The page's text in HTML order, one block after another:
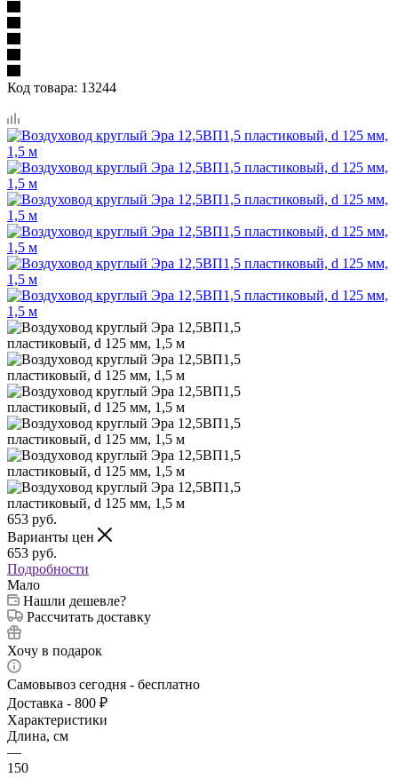
Код товара: 13244
653 руб.
Варианты цен
653 руб.
Подробности
Мало
Нашли дешевле?
Рассчитать доставку
Хочу в подарок
Самовывоз сегодня - бесплатно
Доставка - 800 ₽
Характеристики
Длина, см
—
150